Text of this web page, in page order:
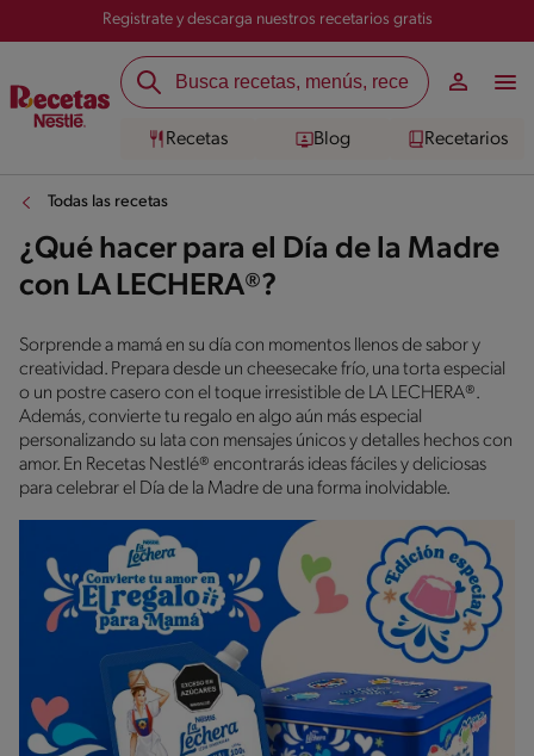
Registrate y descarga nuestros recetarios gratis
Recetas Blog Recetarios
Todas las recetas
¿Qué hacer para el Día de la Madre
con LA LECHERA®?
Sorprende a mamá en su día con momentos llenos de sabor y
creatividad. Prepara desde un cheesecake frío, una torta especial
o un postre casero con el toque irresistible de LA LECHERA®.
Además, convierte tu regalo en algo aún más especial
personalizando su lata con mensajes únicos y detalles hechos con
amor. En Recetas Nestlé® encontrarás ideas fáciles y deliciosas
para celebrar el Día de la Madre de una forma inolvidable.